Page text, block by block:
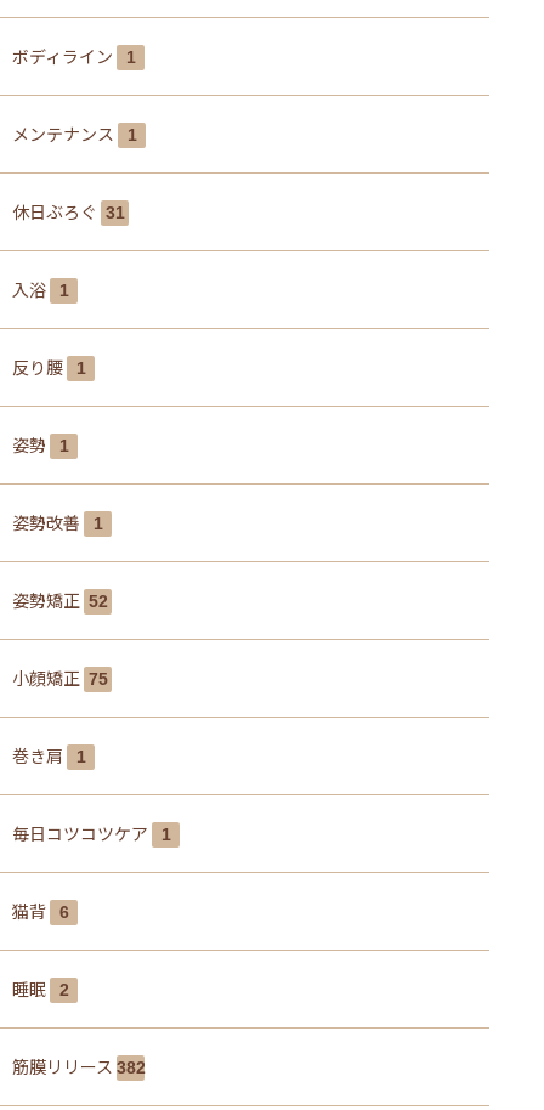
ボディライン 1
メンテナンス 1
休日ぶろぐ 31
入浴 1
反り腰 1
姿勢 1
姿勢改善 1
姿勢矯正 52
小顔矯正 75
巻き肩 1
毎日コツコツケア 1
猫背 6
睡眠 2
筋膜リリース 382